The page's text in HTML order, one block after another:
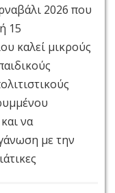
2026 που
καλεί μικρούς
να
με την